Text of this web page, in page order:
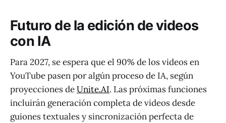
Futuro de la edición de videos
con IA
Para 2027, se espera que el 90% de los videos en
YouTube pasen por algún proceso de IA, según
proyecciones deUnite.AI. Las próximas funciones
incluirán generación completa de videos desde
guiones textuales y sincronización perfecta de